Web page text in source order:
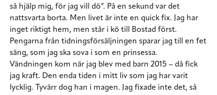
så hjälp mig, för jag vill dö”. På en sekund var det
nattsvarta borta. Men livet är inte en quick fix. Jag har
inget riktigt hem, men står i kö till Bostad först.
Pengarna från tidningsförsäljningen sparar jag till en fet
säng, som jag ska sova i som en prinsessa.
Vändningen kom när jag blev med barn 2015 – då fick
jag kraft. Den enda tiden i mitt liv som jag har varit
lycklig. Tyvärr dog han i magen. Jag fixade inte det, så